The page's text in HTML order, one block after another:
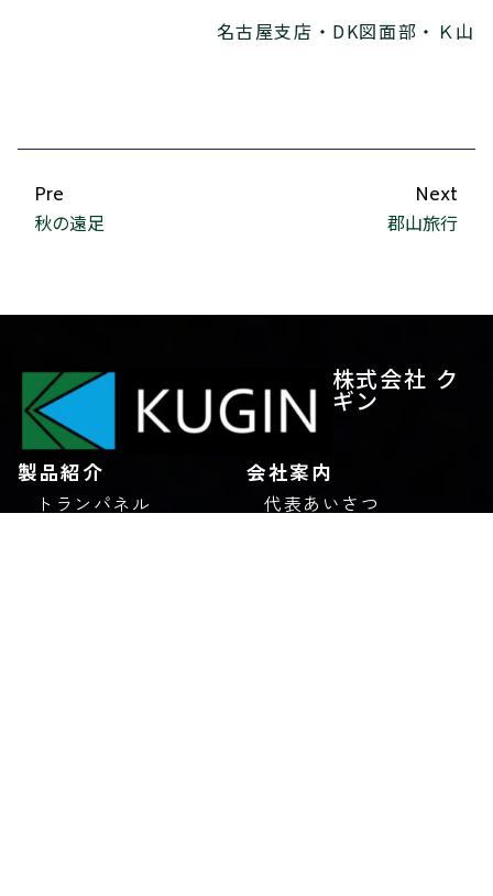
名古屋支店・DK図面部・Ｋ山
Pre
秋の遠足
Next
郡山旅行
株式会社 ク
ギン
製品紹介
トランパネル
会社案内
代表あいさつ